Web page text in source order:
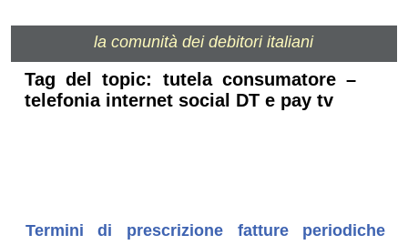
la comunità dei debitori italiani
Tag del topic: tutela consumatore –
telefonia internet social DT e pay tv
Termini di prescrizione fatture periodiche